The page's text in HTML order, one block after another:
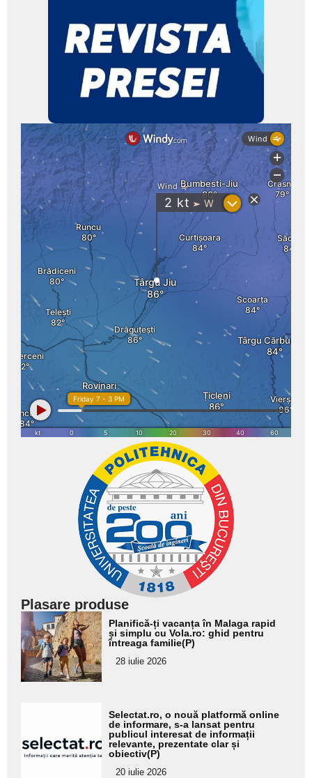
Plasare produse
Adaugă
aici textul
pentru
subtitlu
Planifică-ți vacanța în Malaga rapid
și simplu cu Vola.ro: ghid pentru
întreaga familie(P)
28 iulie 2026
pentru
subtitlu
Selectat.ro, o nouă platformă online
de informare, s-a lansat pentru
publicul interesat de informații
relevante, prezentate clar și
obiectiv(P)
20 iulie 2026